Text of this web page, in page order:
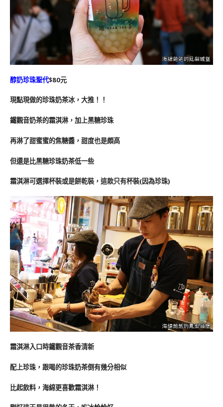
醇奶珍珠聖代$80元
現點現做的珍珠奶茶冰，大推！！
鐵觀音奶茶的霜淇淋，加上黑糖珍珠
再淋了甜蜜蜜的焦糖醬，甜度也是頗高
但還是比黑糖珍珠奶茶低一些
霜淇淋可選擇杯裝或是餅乾裝，這款只有杯裝(因為珍珠)
霜淇淋入口時鐵觀音茶香清新
配上珍珠，跟喝的珍珠奶茶倒有幾分相似
比起飲料，海綿更喜歡霜淇淋！